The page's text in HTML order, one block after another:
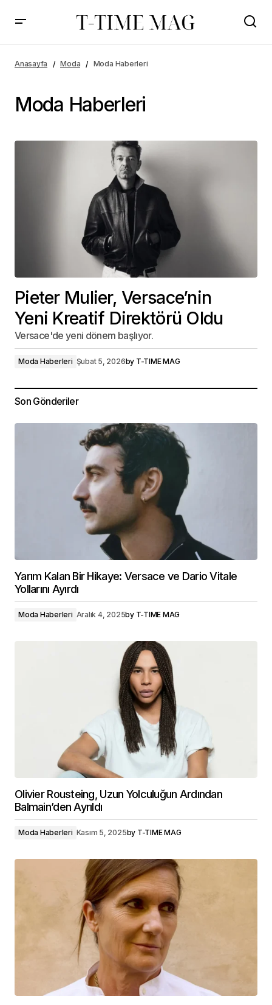
Anasayfa Moda Moda Haberleri
Moda Haberleri
Pieter Mulier, Versace’nin
Yeni Kreatif Direktörü Oldu
Versace'de yeni dönem başlıyor.
Moda Haberleri Şubat 5, 2026by T-TIME MAG
Son Gönderiler
Yarım Kalan Bir Hikaye: Versace ve Dario Vitale
Yollarını Ayırdı
Moda Haberleri Aralık 4, 2025by T-TIME MAG
Olivier Rousteing, Uzun Yolculuğun Ardından
Balmain’den Ayrıldı
Moda Haberleri Kasım 5, 2025by T-TIME MAG